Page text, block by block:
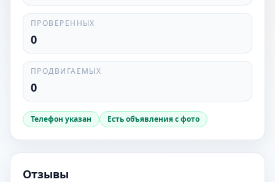
ПРОВЕРЕННЫХ
0
ПРОДВИГАЕМЫХ
0
Телефон указан Есть объявления с фото
Отзывы